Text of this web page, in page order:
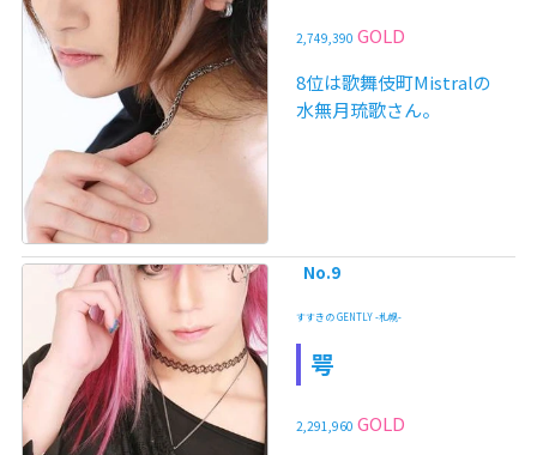
2,749,390 GOLD
8位は歌舞伎町Mistralの
水無月琉歌さん。
No.9
すすきの GENTLY -札幌-
咢
2,291,960 GOLD